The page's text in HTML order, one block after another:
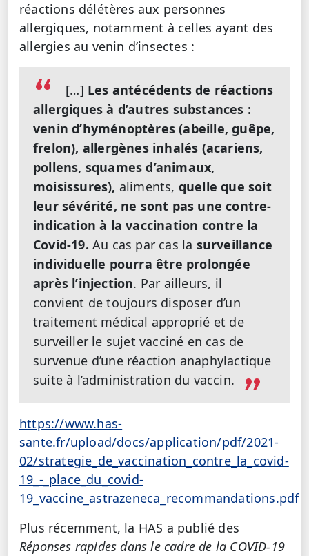
réactions délétères aux personnes
allergiques, notamment à celles ayant des
allergies au venin d’insectes :
[…] Les antécédents de réactions
allergiques à d’autres substances :
venin d’hyménoptères (abeille, guêpe,
frelon), allergènes inhalés (acariens,
pollens, squames d’animaux,
moisissures), aliments, quelle que soit
leur sévérité, ne sont pas une contre-
indication à la vaccination contre la
Covid-19. Au cas par cas la surveillance
individuelle pourra être prolongée
après l’injection. Par ailleurs, il
convient de toujours disposer d’un
traitement médical approprié et de
surveiller le sujet vacciné en cas de
survenue d’une réaction anaphylactique
suite à l’administration du vaccin.
https://www.has-
sante.fr/upload/docs/application/pdf/2021-
02/strategie_de_vaccination_contre_la_covid-
19_-_place_du_covid-
19_vaccine_astrazeneca_recommandations.pdf
Plus récemment, la HAS a publié des
Réponses rapides dans le cadre de la COVID-19